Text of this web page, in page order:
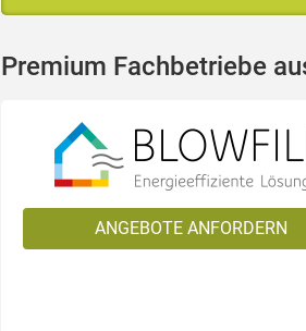
Premium Fachbetriebe
ANGEBOTE ANFORDERN